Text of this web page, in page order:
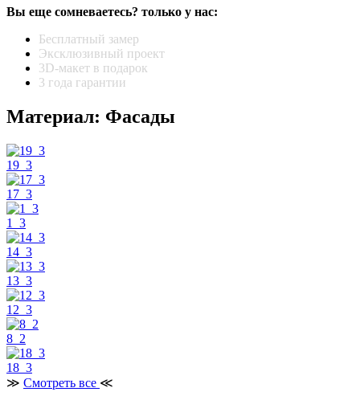
Вы еще сомневаетесь? только у нас:
Бесплатный замер
Эксклюзивный проект
3D-макет в подарок
3 года гарантии
Материал: Фасады
19_3
17_3
1_3
14_3
13_3
12_3
8_2
18_3
≫ Смотреть все ≪